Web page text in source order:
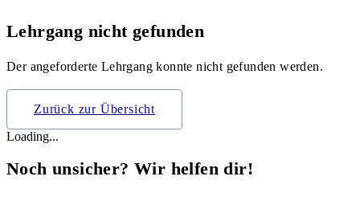
Lehrgang nicht gefunden
Der angeforderte Lehrgang konnte nicht gefunden werden.
Zurück zur Übersicht
Loading...
Noch unsicher? Wir helfen dir!